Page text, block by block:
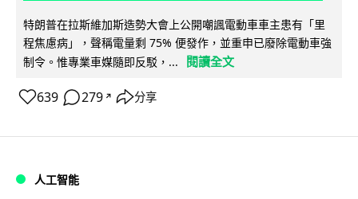
特朗普在拉斯維加斯造勢大會上公開嘲諷電動車車主患有「里
程焦慮病」，聲稱電量剩 75% 便發作，並重申已廢除電動車強
制令。惟專業車媒隨即反駁，...
閱讀全文
639 279 ↗ 分享
人工智能